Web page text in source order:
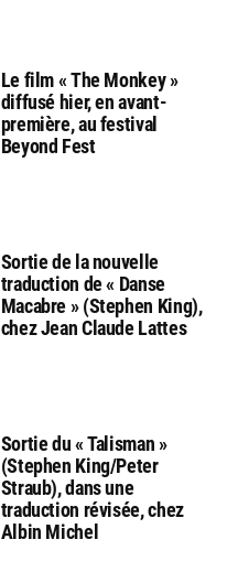
Le film « The Monkey »
diffusé hier, en avant-
première, au festival
Beyond Fest
Sortie de la nouvelle
traduction de « Danse
Macabre » (Stephen King),
chez Jean Claude Lattes
Sortie du « Talisman »
(Stephen King/Peter
Straub), dans une
traduction révisée, chez
Albin Michel